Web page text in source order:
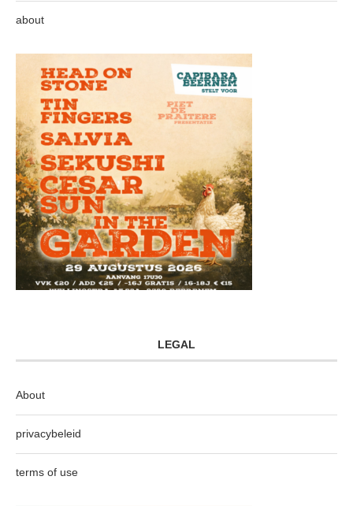
about
LEGAL
About
privacybeleid
terms of use